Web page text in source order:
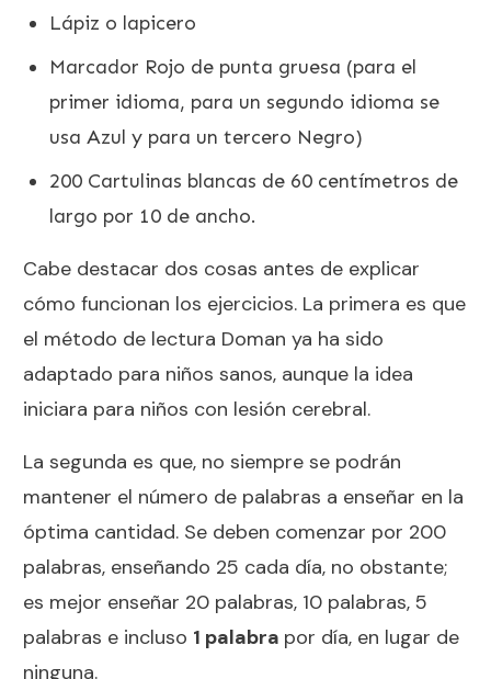
Lápiz o lapicero
Marcador Rojo de punta gruesa (para el
primer idioma, para un segundo idioma se
usa Azul y para un tercero Negro)
200 Cartulinas blancas de 60 centímetros de
largo por 10 de ancho.
Cabe destacar dos cosas antes de explicar
cómo funcionan los ejercicios. La primera es que
el método de lectura Doman ya ha sido
adaptado para niños sanos, aunque la idea
iniciara para niños con lesión cerebral.
La segunda es que, no siempre se podrán
mantener el número de palabras a enseñar en la
óptima cantidad. Se deben comenzar por 200
palabras, enseñando 25 cada día, no obstante;
es mejor enseñar 20 palabras, 10 palabras, 5
palabras e incluso 1 palabra por día, en lugar de
ninguna.